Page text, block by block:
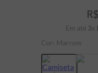
R$
Em até 3x
Cor: Marrom